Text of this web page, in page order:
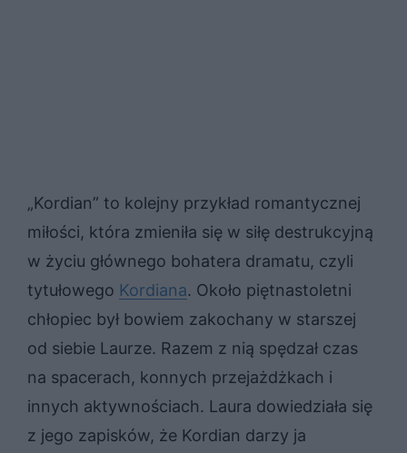
„Kordian” to kolejny przykład romantycznej
miłości, która zmieniła się w siłę destrukcyjną
w życiu głównego bohatera dramatu, czyli
tytułowego Kordiana. Około piętnastoletni
chłopiec był bowiem zakochany w starszej
od siebie Laurze. Razem z nią spędzał czas
na spacerach, konnych przejażdżkach i
innych aktywnościach. Laura dowiedziała się
z jego zapisków, że Kordian darzy ja